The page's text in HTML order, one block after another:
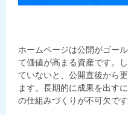
ホームページは公開がゴー
て価値が高まる資産です。
ていないと、公開直後から
ます。長期的に成果を出す
の仕組みづくりが不可欠です